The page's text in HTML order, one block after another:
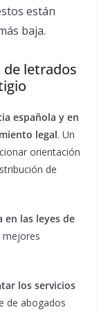
están
baja.
de letrados
española y en
legal. Un
orientación
de
en las leyes de
mejores
los servicios
de abogados